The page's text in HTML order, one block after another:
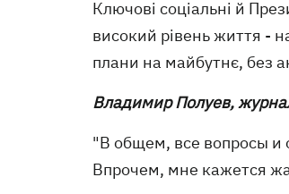
Ключові соціальні й
високий рівень життя -
плани на майбутнє, без
Владимир Полуев,
"В общем, все вопросы и
Впрочем, мне кажется